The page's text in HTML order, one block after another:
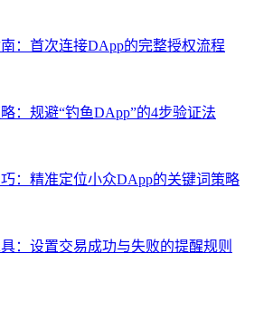
：首次连接DApp的完整授权流程
：规避“钓鱼DApp”的4步验证法
：精准定位小众DApp的关键词策略
：设置交易成功与失败的提醒规则